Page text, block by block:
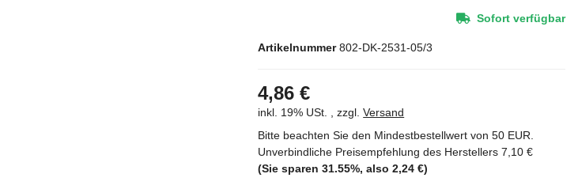
Artikelnummer 802-DK-2531-05/3
4,86 €
inkl. 19% USt. , zzgl.Versand
Bitte beachten Sie den Mindestbestellwert von 50 EUR.
Unverbindliche Preisempfehlung des Herstellers 7,10 €
(Sie sparen31.55%, also2,24 €)
Sofort verfügbar